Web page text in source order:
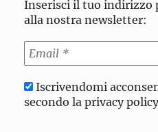
Inserisci il tuo indirizzo
alla nostra newsletter:
Iscrivendomi
secondo la privacy